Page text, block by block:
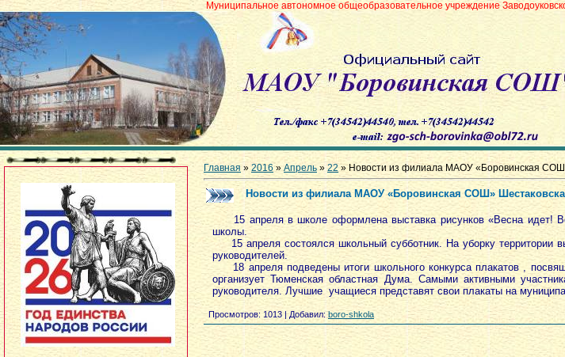
Муниципальное автономное общеобразовательное учреждение Заводоуковского
Главная » 2016 » Апрель » 22 » Новости из филиала МАОУ «Боровинская
Новости из филиала МАОУ «Боровинская СОШ»
15 апреля в школе оформлена выставка рисунков «Весна идет!
школы.
15 апреля состоялся школьный субботник. На уборку территории
руководителей.
18 апреля подведены итоги школьного конкурса плакатов ,
организует Тюменская областная Дума. Самыми активными
руководителя. Лучшие учащиеся представят свои плакаты на
Просмотров: 1013 |Добавил:boro-shkola